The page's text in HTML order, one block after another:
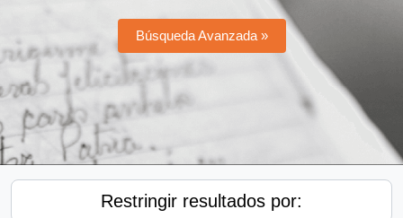
Búsqueda Avanzada »
Restringir resultados por: